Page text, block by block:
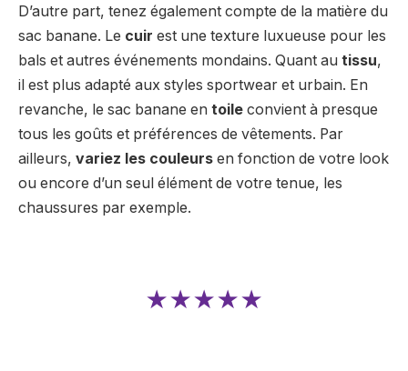
D’autre part, tenez également compte de la matière du
sac banane. Le cuir est une texture luxueuse pour les
bals et autres événements mondains. Quant au tissu,
il est plus adapté aux styles sportwear et urbain. En
revanche, le sac banane en toile convient à presque
tous les goûts et préférences de vêtements. Par
ailleurs, variez les couleurs en fonction de votre look
ou encore d’un seul élément de votre tenue, les
chaussures par exemple.
★★★★★